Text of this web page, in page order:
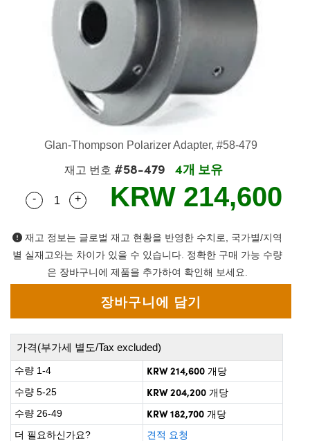
Optomechanics
Glan-Thompson Polarizer Adapter, #58-479
재고 번호 #58-479 4개 보유
Quantity Selector
- Use the plus and minus buttons to adjust the
+ KRW 214,600
재고 정보는 글로벌 재고 현황을 반영한 수치로, 국가별/지역
별 실재고와는 차이가 있을 수 있습니다. 정확한 구매 가능 수량
은 장바구니에 제품을 추가하여 확인해 보세요.
가격(부가세 별도/Tax excluded)
수량 1-4 KRW 214,600 개당
수량 5-25
KRW 204,200 개당
수량 26-49
KRW 182,700 개당
더 필요하신가요?
견적 요청